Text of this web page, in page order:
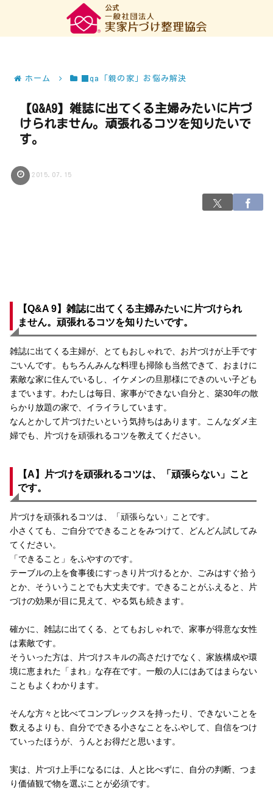
ホーム ■qa「親の家」お悩み解決
【Q&A9】雑誌に出てくる主婦みたいに片づ
けられません。頑張れるコツを知りたいで
す。
2015.07.15
【Q&A 9】雑誌に出てくる主婦みたいに片づけられ
ません。頑張れるコツを知りたいです。
雑誌に出てくる主婦が、とてもおしゃれで、お片づけが上手です
ごいんです。もちろんみんな料理も掃除も当然できて、おまけに
素敵な家に住んでいるし、イケメンの旦那様にできのいい子ども
までいます。わたしは毎日、家事ができない自分と、築30年の散
らかり放題の家で、イライラしています。
なんとかして片づけたいという気持ちはあります。こんなダメ主
婦でも、片づけを頑張れるコツを教えてください。
【A】片づけを頑張れるコツは、「頑張らない」こと
です。
片づけを頑張れるコツは、「頑張らない」ことです。
小さくても、ご自分でできることをみつけて、どんどん試してみ
てください。
「できること」をふやすのです。
テーブルの上を食事後にすっきり片づけるとか、ごみはすぐ拾う
とか、そういうことでも大丈夫です。できることがふえると、片
づけの効果が目に見えて、やる気も続きます。
確かに、雑誌に出てくる、とてもおしゃれで、家事が得意な女性
は素敵です。
そういった方は、片づけスキルの高さだけでなく、家族構成や環
境に恵まれた「まれ」な存在です。一般の人にはあてはまらない
こともよくわかります。
そんな方々と比べてコンプレックスを持ったり、できないことを
数えるよりも、自分でできる小さなことをふやして、自信をつけ
ていったほうが、うんとお得だと思います。
実は、片づけ上手になるには、人と比べずに、自分の判断、つま
り価値観で物を選ぶことが必須です。